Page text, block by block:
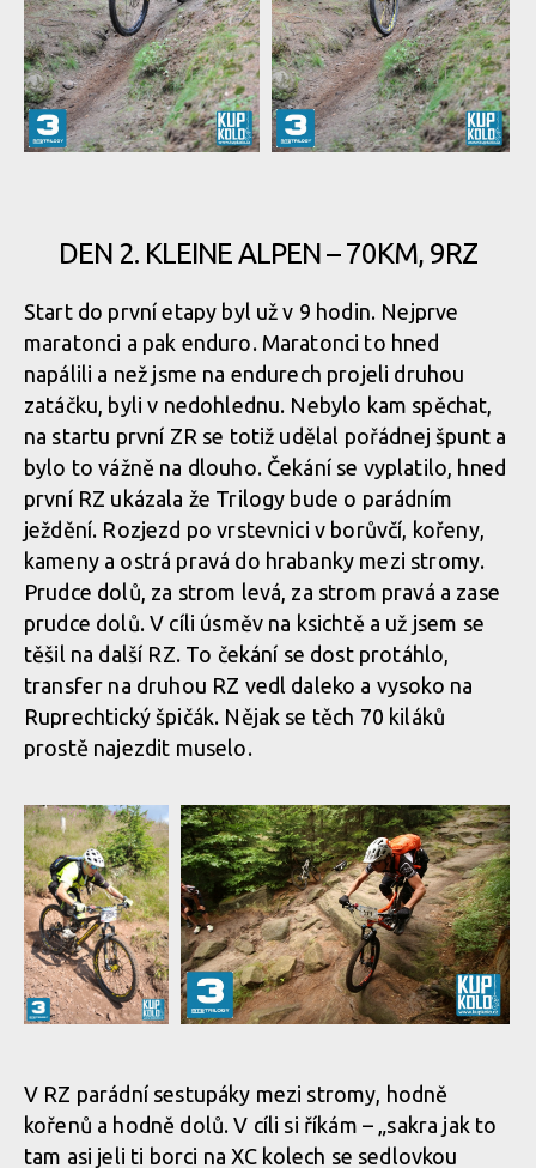
Report: MTB Trilogy 2017 -
premiéra pro Tomáše
Hradeckého
Report: MTB Trilogy 2017 -
premiéra pro Tomáše
Hradeckého
Report: MTB Trilogy 2017 -
premiéra pro Tomáše
Report: MTB Trilogy 2017 -
premiéra pro Tomáše
Hradeckého
Report: MTB Trilogy 2017 -
premiéra pro Tomáše
Hradeckého
Report: MTB Trilogy 2017 -
premiéra pro Tomáše
DEN 2. KLEINE ALPEN – 70KM, 9RZ
Start do první etapy byl už v 9 hodin. Nejprve
maratonci a pak enduro. Maratonci to hned
napálili a než jsme na endurech projeli druhou
zatáčku, byli v nedohlednu. Nebylo kam spěchat,
na startu první ZR se totiž udělal pořádnej špunt a
bylo to vážně na dlouho. Čekání se vyplatilo, hned
první RZ ukázala že Trilogy bude o parádním
ježdění. Rozjezd po vrstevnici v borůvčí, kořeny,
kameny a ostrá pravá do hrabanky mezi stromy.
Prudce dolů, za strom levá, za strom pravá a zase
prudce dolů. V cíli úsměv na ksichtě a už jsem se
těšil na další RZ. To čekání se dost protáhlo,
transfer na druhou RZ vedl daleko a vysoko na
Ruprechtický špičák. Nějak se těch 70 kiláků
prostě najezdit muselo.
premiéra pro
Tomáše
Hradeckého
V RZ parádní sestupáky mezi stromy, hodně
kořenů a hodně dolů. V cíli si říkám – „sakra jak to
tam asi jeli ti borci na XC kolech se sedlovkou